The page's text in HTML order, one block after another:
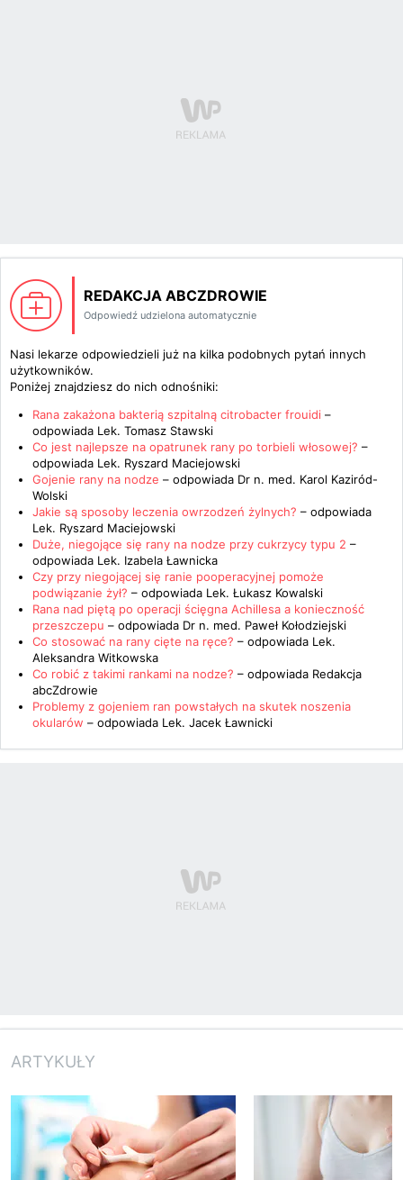
REDAKCJA ABCZDROWIE
Odpowiedź udzielona automatycznie
Nasi lekarze odpowiedzieli już na kilka podobnych pytań innych
użytkowników.
Poniżej znajdziesz do nich odnośniki:
Rana zakażona bakterią szpitalną citrobacter frouidi –
odpowiada Lek. Tomasz Stawski
Co jest najlepsze na opatrunek rany po torbieli włosowej? –
odpowiada Lek. Ryszard Maciejowski
Gojenie rany na nodze – odpowiada Dr n. med. Karol Kaziród-
Wolski
Jakie są sposoby leczenia owrzodzeń żylnych? – odpowiada
Lek. Ryszard Maciejowski
Duże, niegojące się rany na nodze przy cukrzycy typu 2 –
odpowiada Lek. Izabela Ławnicka
Czy przy niegojącej się ranie pooperacyjnej pomoże
podwiązanie żył? – odpowiada Lek. Łukasz Kowalski
Rana nad piętą po operacji ścięgna Achillesa a konieczność
przeszczepu – odpowiada Dr n. med. Paweł Kołodziejski
Co stosować na rany cięte na ręce? – odpowiada Lek.
Aleksandra Witkowska
Co robić z takimi rankami na nodze? – odpowiada Redakcja
abcZdrowie
Problemy z gojeniem ran powstałych na skutek noszenia
okularów – odpowiada Lek. Jacek Ławnicki
ARTYKUŁY